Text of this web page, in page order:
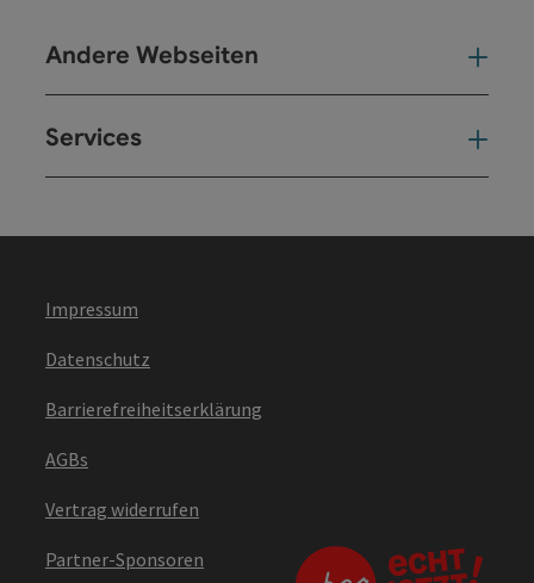
Andere Webseiten
Services
Impressum
Datenschutz
Barrierefreiheitserklärung
AGBs
Vertrag widerrufen
Partner-Sponsoren